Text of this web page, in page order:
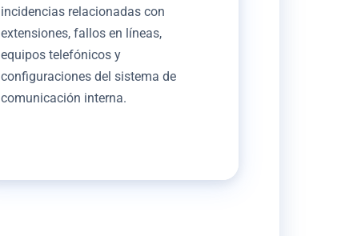
incidencias relacionadas con
extensiones, fallos en líneas,
equipos telefónicos y
configuraciones del sistema de
comunicación interna.